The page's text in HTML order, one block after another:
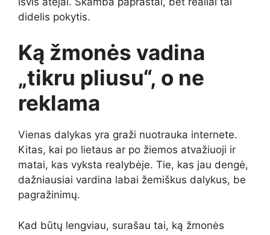
didelis pokytis.
Ką žmonės vadina
„tikru pliusu“, o ne
reklama
Vienas dalykas yra graži nuotrauka internete.
Kitas, kai po lietaus ar po žiemos atvažiuoji ir
matai, kas vyksta realybėje. Tie, kas jau dengė,
dažniausiai vardina labai žemiškus dalykus, be
pagražinimų.
Kad būtų lengviau, surašau tai, ką žmonės